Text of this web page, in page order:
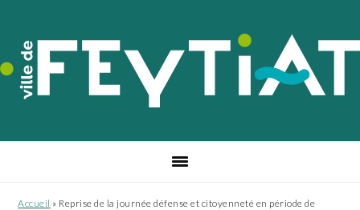
navigation
principale
contenu
principal
pied
de
page
Accueil » Reprise de la journée défense et citoyenneté en période de